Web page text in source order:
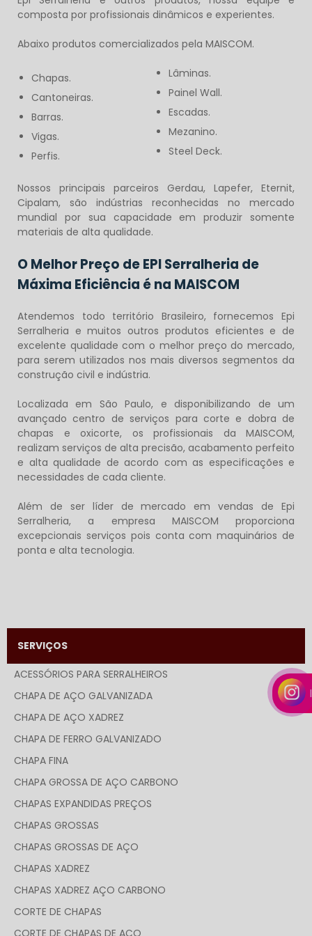
composta por profissionais dinâmicos e experientes.
Abaixo produtos comercializados pela MAISCOM.
Chapas.
Cantoneiras.
Barras.
Vigas.
Perfis.
Lâminas.
Painel Wall.
Escadas.
Mezanino.
Steel Deck.
Nossos principais parceiros Gerdau, Lapefer, Eternit,
Cipalam, são indústrias reconhecidas no mercado
mundial por sua capacidade em produzir somente
materiais de alta qualidade.
O Melhor Preço de EPI Serralheria de
Máxima Eficiência é na MAISCOM
Atendemos todo território Brasileiro, fornecemos Epi
Serralheria e muitos outros produtos eficientes e de
excelente qualidade com o melhor preço do mercado,
para serem utilizados nos mais diversos segmentos da
construção civil e indústria.
Localizada em São Paulo, e disponibilizando de um
avançado centro de serviços para corte e dobra de
chapas e oxicorte, os profissionais da MAISCOM,
realizam serviços de alta precisão, acabamento perfeito
e alta qualidade de acordo com as especificações e
necessidades de cada cliente.
Além de ser líder de mercado em vendas de Epi
Serralheria, a empresa MAISCOM proporciona
excepcionais serviços pois conta com maquinários de
ponta e alta tecnologia.
SERVIÇOS
ACESSÓRIOS PARA SERRALHEIROS
CHAPA DE AÇO GALVANIZADA
CHAPA DE AÇO XADREZ
CHAPA DE FERRO GALVANIZADO
CHAPA FINA
CHAPA GROSSA DE AÇO CARBONO
CHAPAS EXPANDIDAS PREÇOS
CHAPAS GROSSAS
CHAPAS GROSSAS DE AÇO
CHAPAS XADREZ
CHAPAS XADREZ AÇO CARBONO
CORTE DE CHAPAS
CORTE DE CHAPAS DE AÇO